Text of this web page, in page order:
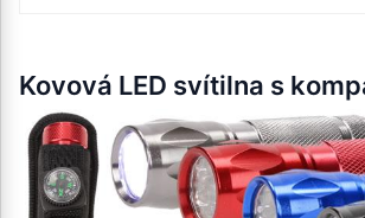
Kovová LED svítilna s